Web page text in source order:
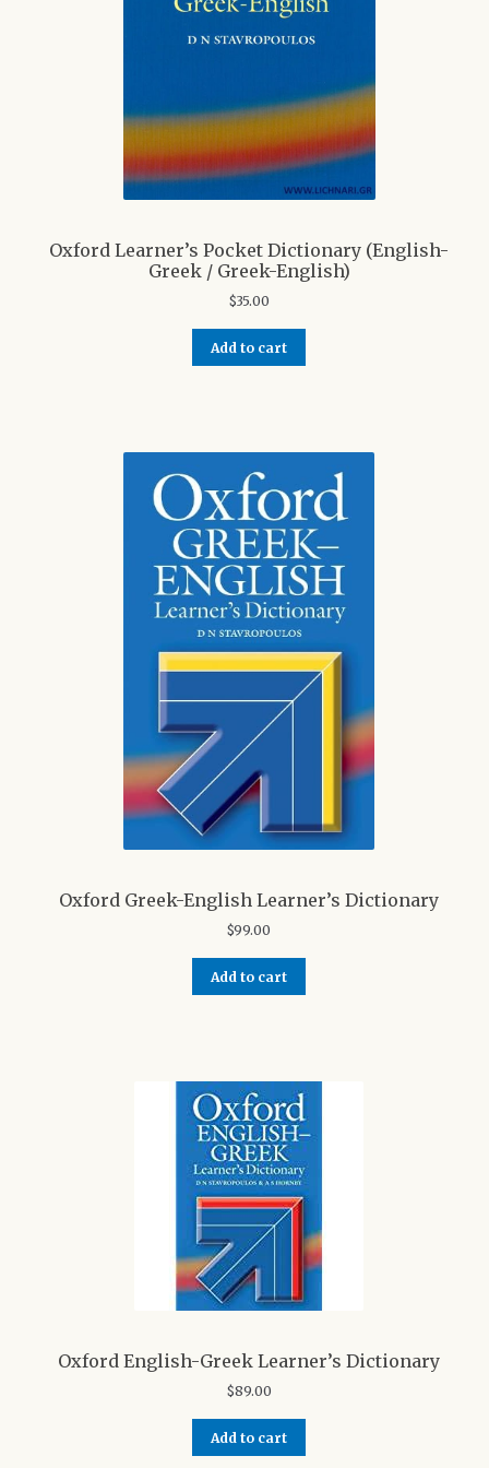
Oxford Learner’s Pocket Dictionary (English-
Greek / Greek-English)
$35.00
Add to cart
Oxford Greek-English Learner’s Dictionary
$99.00
Add to cart
Oxford English-Greek Learner’s Dictionary
$89.00
Add to cart